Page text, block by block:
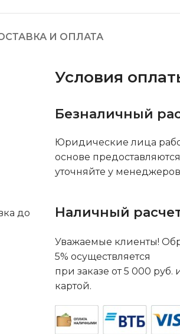
И ОПЛАТА
до
Условия
Безналичный
Юридические лица
основе
уточняйте у
Наличный
Уважаемые клиенты!
5% осуществляется
при заказе от 5 000
картой.